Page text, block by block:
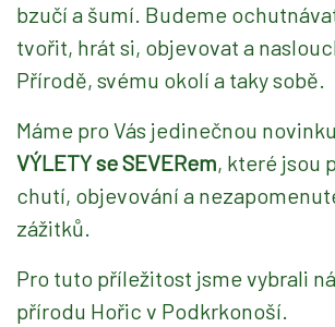
bzučí a šumí. Budeme
tvořit, hrát si, objevovat a
Přírodě, svému okolí a taky sobě.
Máme pro Vás jedinečnou
VÝLETY se SEVERem, které jsou
chutí, objevování a
zážitků.
Pro tuto příležitost jsme vybrali
přírodu Hořic v Podkrkonoší.